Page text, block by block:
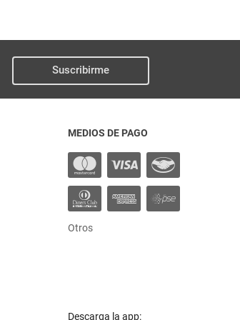
Suscribirme
MEDIOS DE PAGO
Otros
Descarga la app: